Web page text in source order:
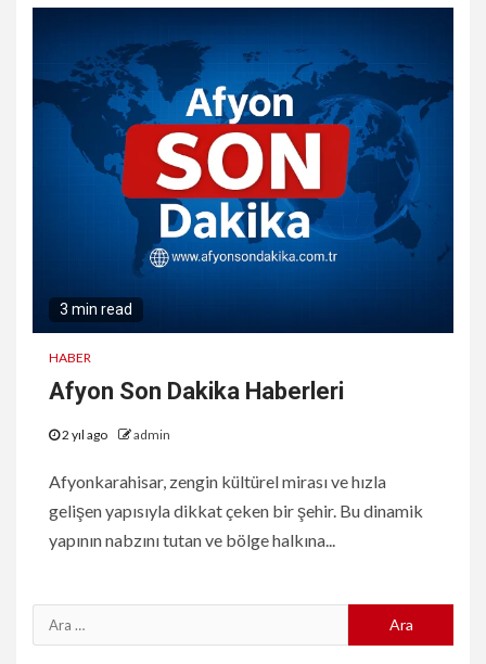
3 min read
HABER
Afyon Son Dakika Haberleri
2 yıl ago admin
Afyonkarahisar, zengin kültürel mirası ve hızla
gelişen yapısıyla dikkat çeken bir şehir. Bu dinamik
yapının nabzını tutan ve bölge halkına...
Arama: